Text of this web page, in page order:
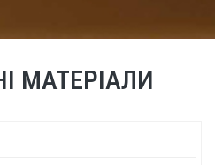
МАТЕРІАЛИ